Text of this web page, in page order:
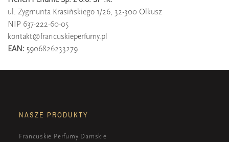
ul. Zygmunta Krasińskiego 1/26, 32-300 Olkusz
NIP 637-222-60-05
kontakt@francuskieperfumy.pl
EAN: 5906826233279
NASZE PRODUKTY
Francuskie Perfumy Damskie